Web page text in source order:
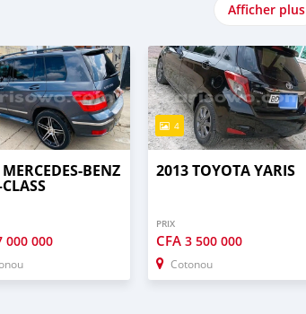
Afficher plus
BENZ
000 000
4
2013 TOYOTA YARIS
PRIX
CFA 3 500 000
Cotonou